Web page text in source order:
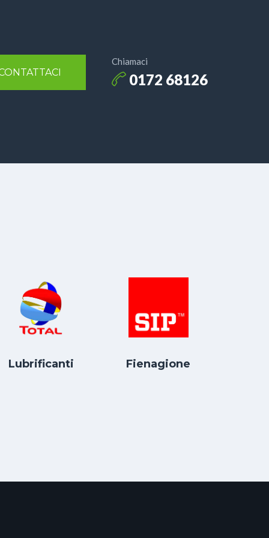
Chiamaci
0172 68126
Lubrificanti Fienagione